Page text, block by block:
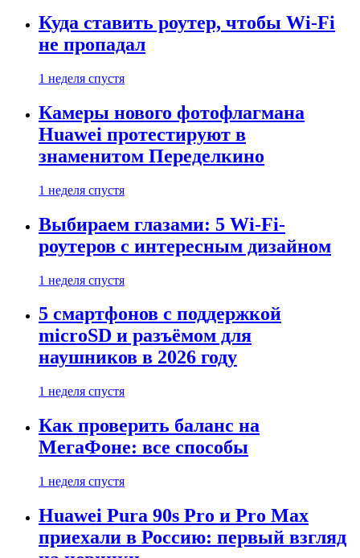
Куда ставить роутер, чтобы Wi-Fi
не пропадал
1 неделя спустя
Камеры нового фотофлагмана
Huawei протестируют в
знаменитом Переделкино
1 неделя спустя
Выбираем глазами: 5 Wi-Fi-
роутеров с интересным дизайном
1 неделя спустя
5 смартфонов с поддержкой
microSD и разъёмом для
наушников в 2026 году
1 неделя спустя
Как проверить баланс на
МегаФоне: все способы
1 неделя спустя
Huawei Pura 90s Pro и Pro Max
приехали в Россию: первый взгляд